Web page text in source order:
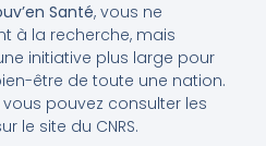
Santé, vous ne
à la recherche, mais
initiative plus large pour
être de toute une nation.
pouvez consulter les
le site du CNRS.